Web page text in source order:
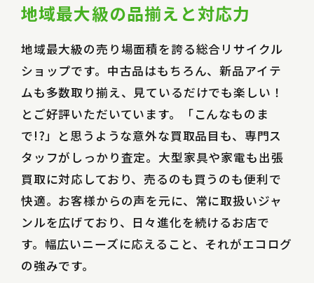
地域最大級の品揃えと対応力
地域最大級の売り場面積を誇る総合リサイクル
ショップです。中古品はもちろん、新品アイテ
ムも多数取り揃え、見ているだけでも楽しい！
とご好評いただいています。「こんなものま
で!?」と思うような意外な買取品目も、専門ス
タッフがしっかり査定。大型家具や家電も出張
買取に対応しており、売るのも買うのも便利で
快適。お客様からの声を元に、常に取扱いジャ
ンルを広げており、日々進化を続けるお店で
す。幅広いニーズに応えること、それがエコログ
の強みです。